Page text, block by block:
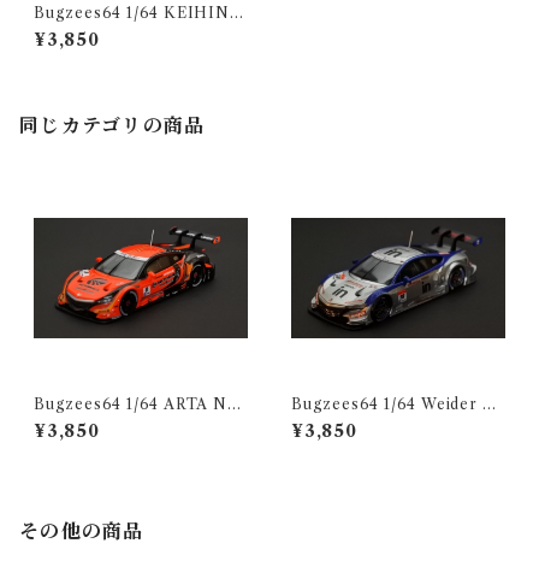
Bugzees64 1/64 KEIHIN
NSX CONCEPT-GT No.17
SUPER GT 2014
¥3,850
同じカテゴリの商品
Bugzees64 1/64 ARTA NS
X CONCEPT-GT No.8 SU
PER GT 2014
¥3,850
Bugzees64 1/64 Weider M
odulo NSX CONCEPT-GT
No.18 SUPER GT 2014
¥3,850
その他の商品